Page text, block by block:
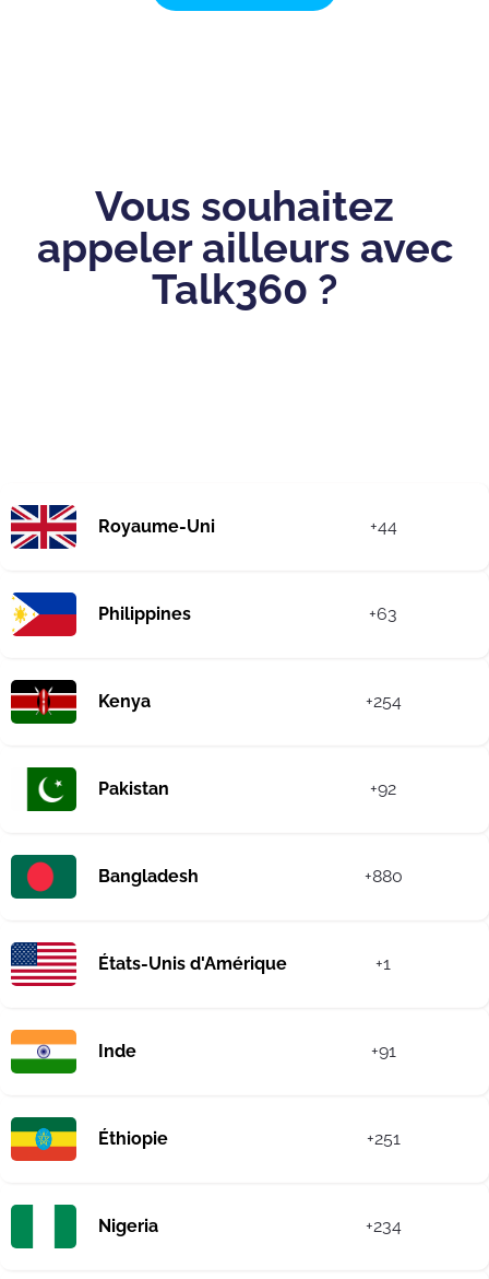
Vous souhaitez
appeler ailleurs avec
Talk360 ?
Royaume-Uni +44
Philippines +63
Kenya +254
Pakistan +92
Bangladesh +880
États-Unis d'Amérique +1
Inde +91
Éthiopie +251
Nigeria +234